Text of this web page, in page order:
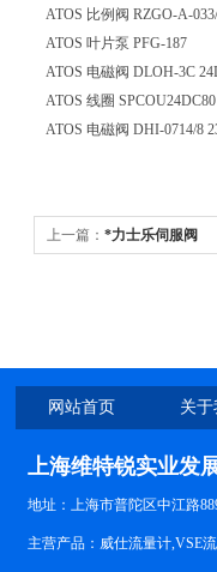
ATOS 比例阀 RZGO-A-
ATOS 叶片泵 PFG-187
ATOS 电磁阀 DLOH-3C
ATOS 线圈 SPCOU24DC80
ATOS 电磁阀 DHI-0714/8
上一篇： *力士乐伺服阀
网站首页 关
上海维特锐实业发
地址：上海市普陀区中江路
主营产品：威仕流量计,VSE